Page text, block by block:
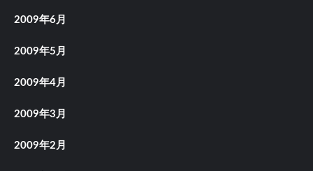
2009年6月
2009年5月
2009年4月
2009年3月
2009年2月